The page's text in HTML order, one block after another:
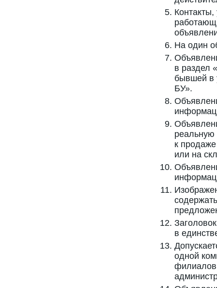
На один
в раздел
бывшей в
БУ».
реальную
к
или на
в
одной
филиалов